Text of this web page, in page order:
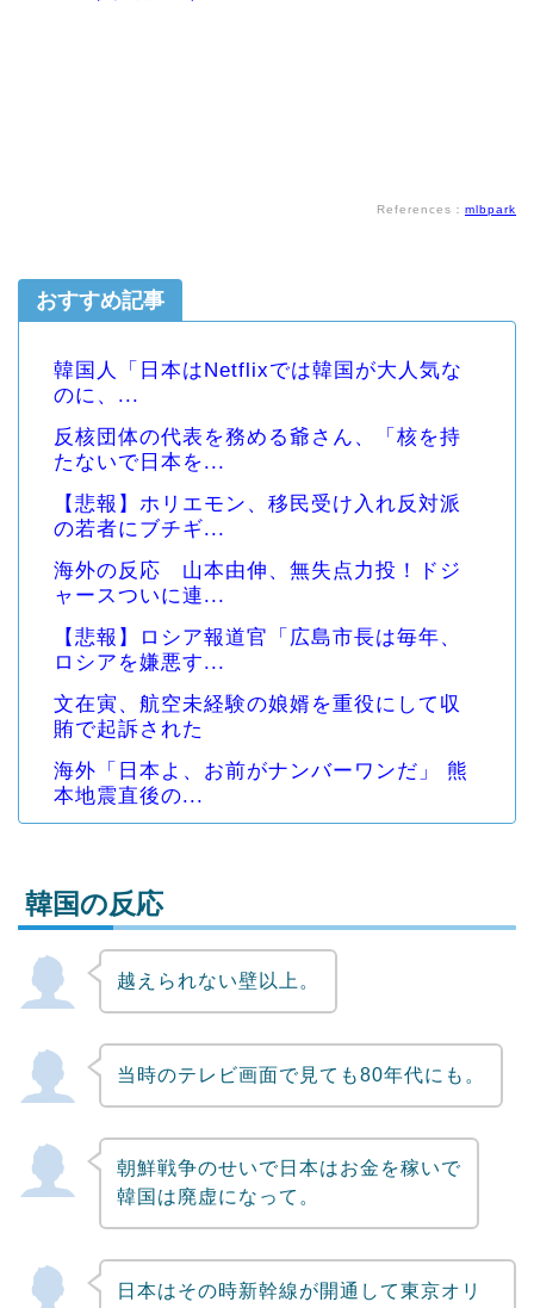
References： mlbpark
おすすめ記事
韓国人「日本はNetflixでは韓国が大人気な
のに、...
反核団体の代表を務める爺さん、「核を持
たないで日本を...
【悲報】ホリエモン、移民受け入れ反対派
の若者にブチギ...
海外の反応 山本由伸、無失点力投！ドジ
ャースついに連...
【悲報】ロシア報道官「広島市長は毎年、
ロシアを嫌悪す...
文在寅、航空未経験の娘婿を重役にして収
賄で起訴された
海外「日本よ、お前がナンバーワンだ」 熊
本地震直後の...
Powered by livedoor 相互RSS
韓国の反応
越えられない壁以上。
当時のテレビ画面で見ても80年代にも。
朝鮮戦争のせいで日本はお金を稼いで
韓国は廃虚になって。
日本はその時新幹線が開通して東京オリ